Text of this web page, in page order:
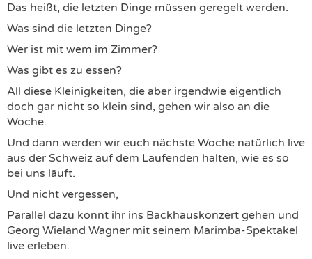
Das heißt, die letzten Dinge müssen geregelt werden.
Was sind die letzten Dinge?
Wer ist mit wem im Zimmer?
Was gibt es zu essen?
All diese Kleinigkeiten, die aber irgendwie eigentlich
doch gar nicht so klein sind, gehen wir also an die
Woche.
Und dann werden wir euch nächste Woche natürlich live
aus der Schweiz auf dem Laufenden halten, wie es so
bei uns läuft.
Und nicht vergessen,
Parallel dazu könnt ihr ins Backhauskonzert gehen und
Georg Wieland Wagner mit seinem Marimba-Spektakel
live erleben.